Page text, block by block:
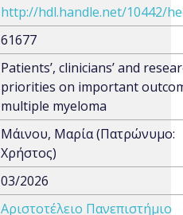
http://hdl.handle.net/10442/
61677
Patients’, clinicians’ and
priorities on important
multiple myeloma
Μάινου, Μαρία (Πατρώνυμο:
Χρήστος)
03/2026
Αριστοτέλειο Πανεπιστήμιο